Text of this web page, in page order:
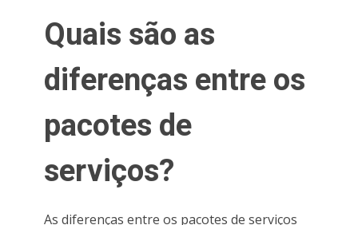
Quais são as
diferenças entre os
pacotes de
serviços?
As diferenças entre os pacotes de serviços